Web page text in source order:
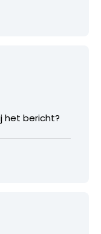
het bericht?